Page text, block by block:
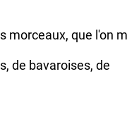
morceaux, que l'on
de bavaroises, de